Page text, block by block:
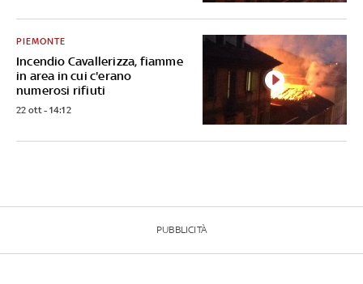
Incendio Cavallerizza, fiamme
in area in cui c'erano
numerosi rifiuti
PIEMONTE
22 ott - 14:12
PUBBLICITÀ